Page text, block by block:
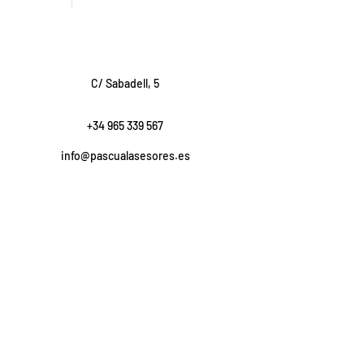
C/ Sabadell, 5
+34 965 339 567
info@pascualasesores.es